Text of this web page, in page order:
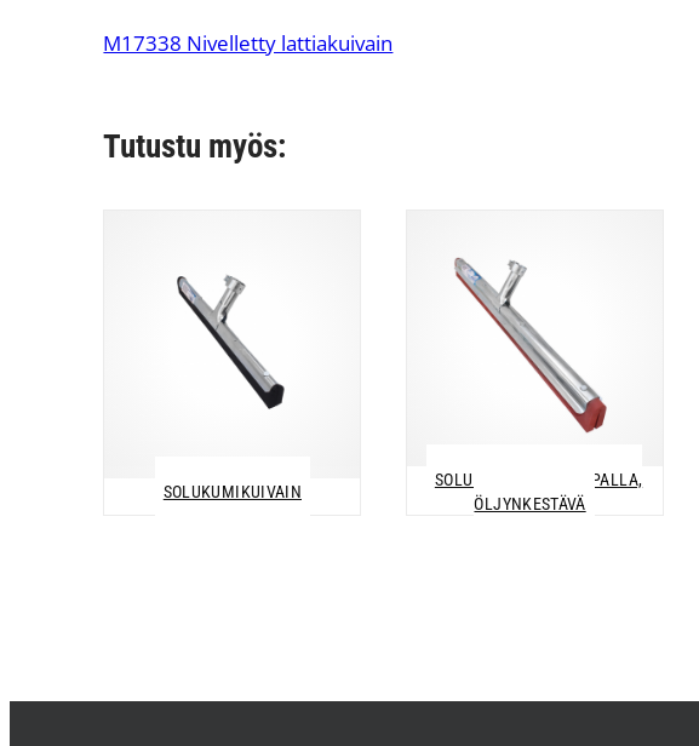
M17338 Nivelletty lattiakuivain
Tutustu myös:
SOLUKUMIKUIVAIN
SOLUKUMIKUIVAIN LIPALLA,
ÖLJYNKESTÄVÄ